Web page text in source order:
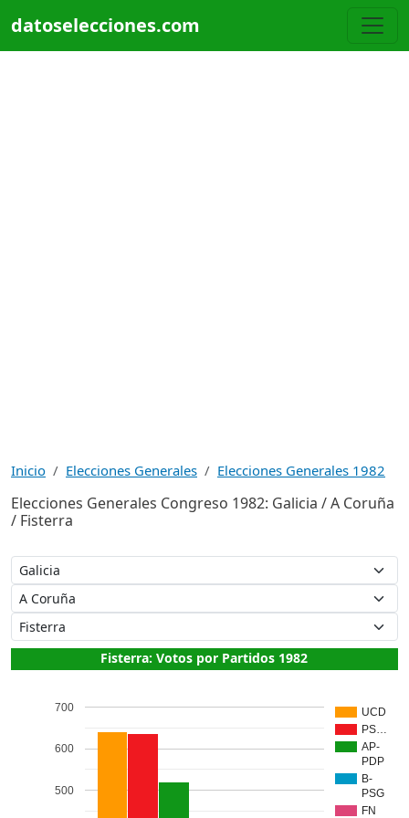
datoselecciones.com
Inicio Elecciones Generales Elecciones Generales 1982
Elecciones Generales Congreso 1982: Galicia / A Coruña
/ Fisterra
Fisterra: Votos por Partidos 1982
UCD
PS…
AP-
PDP
B-
PSG
FN
500
600
700